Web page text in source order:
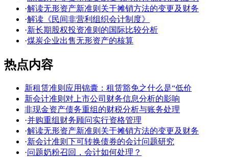
·解读无形资产新准则关于摊销方法的变更及财务
·解读《民间非营利组织会计制度》
·新长期股权投资准则的国际比较分析
·煤炭企业出售无形资产的核算
热点内容
新租赁准则应用锦囊：租赁豁免之什么是“低价
新会计准则对上市公司财务信息分析的影响
非现金资产债务重组的财税分析与账务处理
·并购重组财务顾问实行资格管理
·解读无形资产新准则关于摊销方法的变更及财务
·新会计准则下可转换债券的会计问题研究
·问题奶粉召回，会计如何处理？